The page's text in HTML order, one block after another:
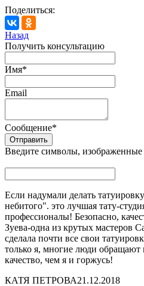
Поделиться:
Назад
Получить консультацию
Имя*
Email
Сообщение*
Введите символы, изображенные
Если надумали делать
небитого". это лучшая тату-
профессионалы! Безопасно,
Зуева-одна из крутых мастеров
сделала почти все свои
только я, многие люди обращают
качество, чем я и горжусь!
КАТЯ ПЕТРОВА21.12.2018